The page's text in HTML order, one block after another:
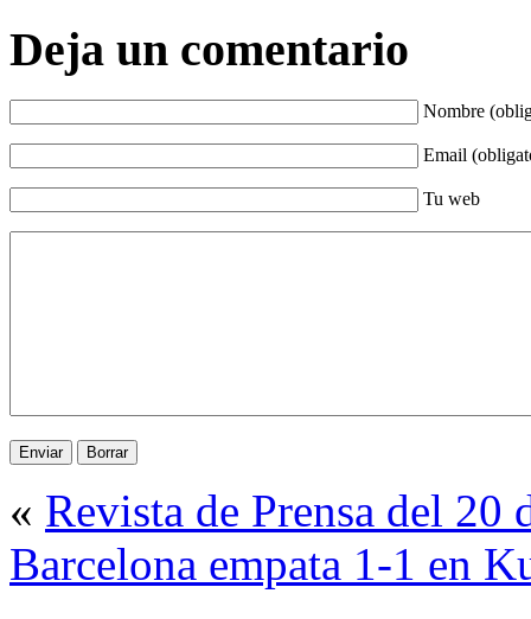
Deja un comentario
Nombre
Email
Tu web
« Revista de Prensa del 20
Barcelona empata 1-1 en